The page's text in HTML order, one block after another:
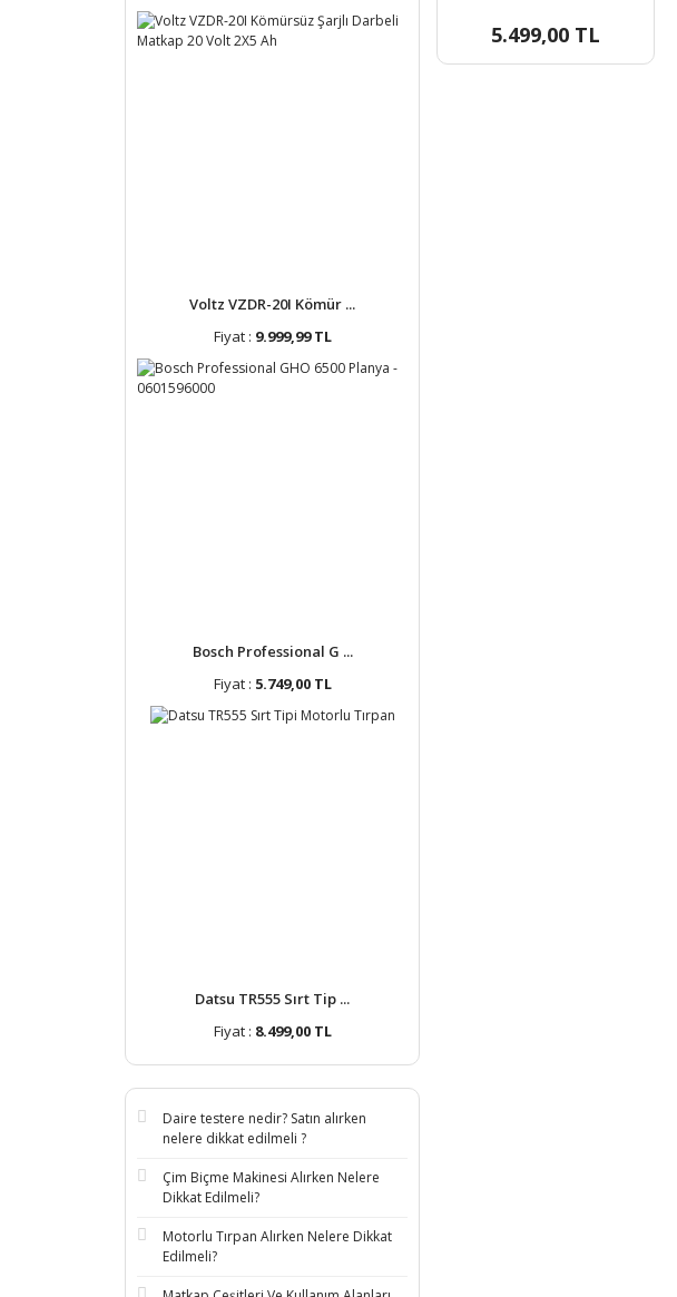
Voltz VZDR-20I Kömür ...
Fiyat : 9.999,99 TL
Bosch Professional G ...
Fiyat : 5.749,00 TL
Datsu TR555 Sırt Tip ...
Fiyat : 8.499,00 TL
Daire testere nedir? Satın alırken
nelere dikkat edilmeli ?
Çim Biçme Makinesi Alırken Nelere
Dikkat Edilmeli?
Motorlu Tırpan Alırken Nelere Dikkat
Edilmeli?
5.499,00 TL